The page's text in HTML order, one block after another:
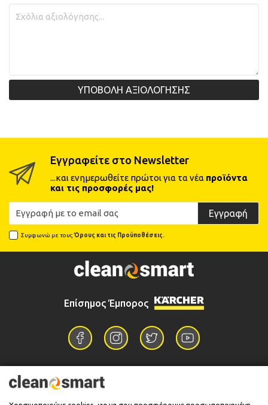
ΥΠΟΒΟΛΗ ΑΞΙΟΛΟΓΗΣΗΣ
Εγγραφείτε στο Newsletter
...και ενημερωθείτε πρώτοι για τα νέα προϊόντα
και τις προσφορές μας!
Εγγραφή
Συμφωνώ με τουςΌρους και τις Προϋποθέσεις.
Επίσημος Έμπορος
Επικοινωνία